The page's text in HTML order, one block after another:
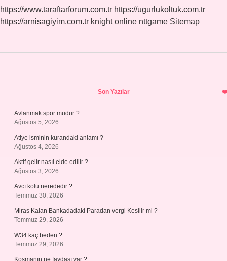
https://www.taraftarforum.com.tr https://ugurlukoltuk.com.tr
https://arnisagiyim.com.tr knight online nttgame Sitemap
Son Yazılar
Avlanmak spor mudur ?
Ağustos 5, 2026
Atiye isminin kurandaki anlamı ?
Ağustos 4, 2026
Aktif gelir nasıl elde edilir ?
Ağustos 3, 2026
Avcı kolu nerededir ?
Temmuz 30, 2026
Miras Kalan Bankadadaki Paradan vergi Kesilir mi ?
Temmuz 29, 2026
W34 kaç beden ?
Temmuz 29, 2026
Koşmanın ne faydası var ?